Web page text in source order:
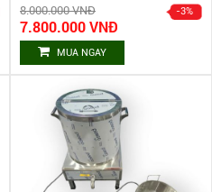
8.000.000 VNĐ
7.800.000 VNĐ
MUA NGAY